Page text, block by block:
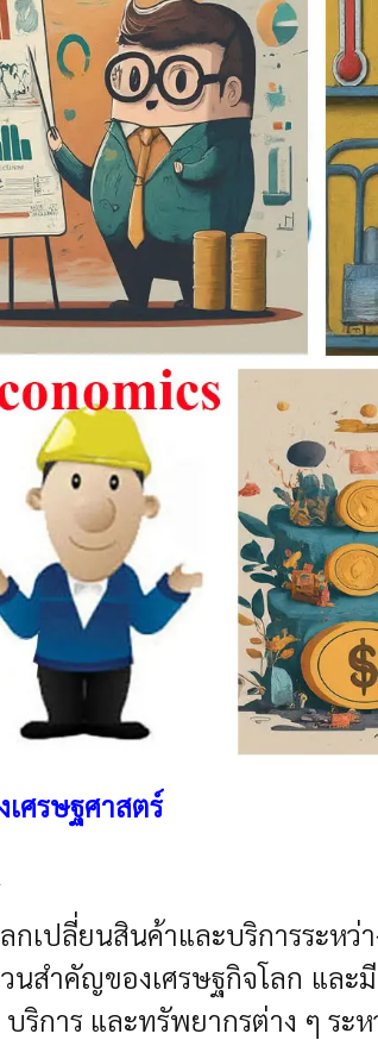
ศรษฐศาสตร์
เปลี่ยนสินค้าและบริการระหว่
นสำคัญของเศรษฐกิจโลก แล
การ และทรัพยากรต่าง ๆ ระห